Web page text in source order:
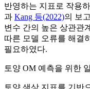
반영하는 지표로 작용
과 Kang 등(2022)의 보
변수 간의 높은 상관관
따른 모델 오류를 해결
필요하였다.
토양 OM 예측을 위한
토양 색상 지표를 기반